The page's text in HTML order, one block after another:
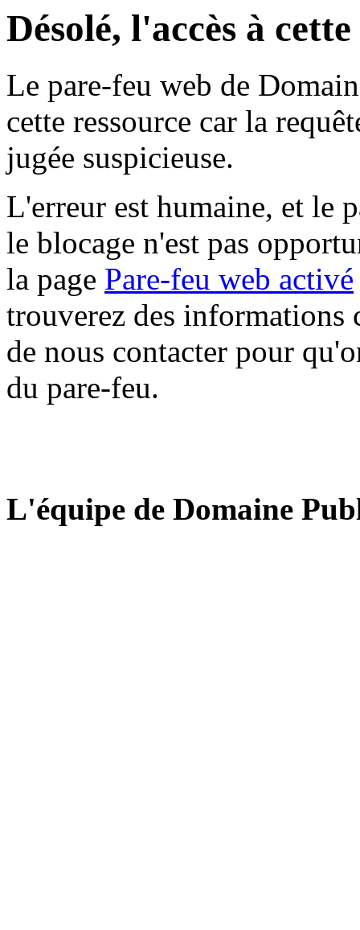
Désolé, l'accès à
Le pare-feu web de
cette ressource car la
jugée suspicieuse.
L'erreur est humaine, et le
le blocage n'est pas
la page Pare-feu web activé
trouverez des informations
de nous contacter pour
du pare-feu.
L'équipe de Domaine